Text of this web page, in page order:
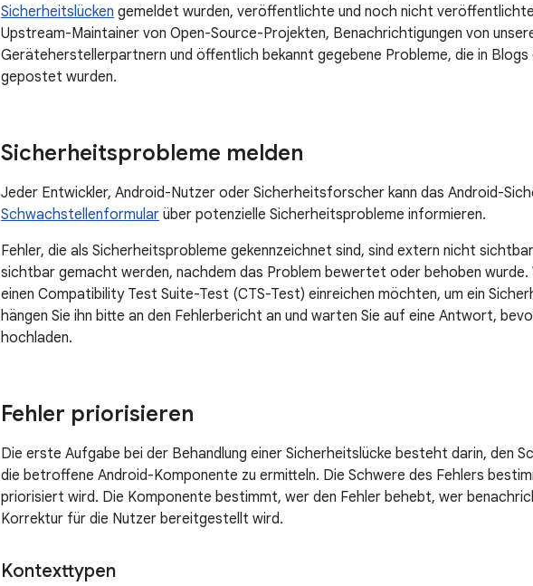
Sicherheitslücken gemeldet wurden, veröffentlichte und noch nicht
Upstream-Maintainer von Open-Source-Projekten, Benachrichtigungen von
Geräteherstellerpartnern und öffentlich bekannt gegebene Probleme, die in Blogs
gepostet wurden.
Sicherheitsprobleme melden
Jeder Entwickler, Android-Nutzer oder Sicherheitsforscher kann das Android-
Schwachstellenformular über potenzielle Sicherheitsprobleme informieren.
Fehler, die als Sicherheitsprobleme gekennzeichnet sind, sind extern nicht
sichtbar gemacht werden, nachdem das Problem bewertet oder behoben wurde.
einen Compatibility Test Suite-Test (CTS-Test) einreichen möchten, um ein
hängen Sie ihn bitte an den Fehlerbericht an und warten Sie auf eine Antwort,
hochladen.
Fehler priorisieren
Die erste Aufgabe bei der Behandlung einer Sicherheitslücke besteht darin, den
die betroffene Android-Komponente zu ermitteln. Die Schwere des Fehlers
priorisiert wird. Die Komponente bestimmt, wer den Fehler behebt, wer
Korrektur für die Nutzer bereitgestellt wird.
Kontexttypen